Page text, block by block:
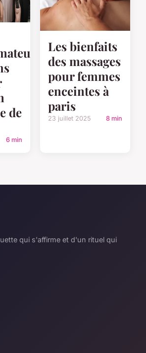
de
6 min
Les bienfaits
des massages
pour femmes
enceintes à
paris
23 juillet 2025 8 min
qui s'affirme et d'un rituel qui